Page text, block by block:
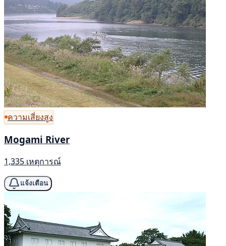
ความเสี่ยงสูง
Mogami River
1,335 เหตุการณ์
แจ้งเตือน